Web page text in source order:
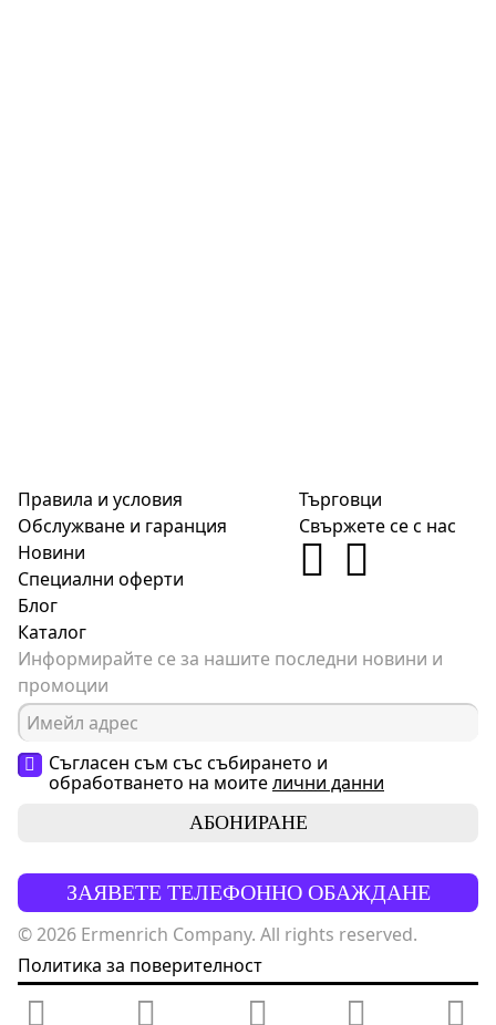
Правила и условия
Обслужване и гаранция
Новини
Специални оферти
Блог
Каталог
Търговци
Свържете се с нас
Информирайте се за нашите последни новини и
промоции
Съгласен съм със събирането и
обработването на моителични данни
АБОНИРАНЕ
ЗАЯВЕТЕ ТЕЛЕФОННО ОБАЖДАНЕ
© 2026 Ermenrich Company. All rights reserved.
Политика за поверителност